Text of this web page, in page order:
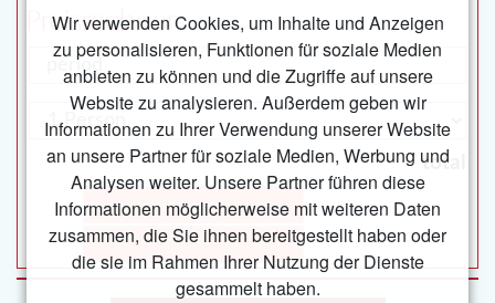
Wir verwenden Cookies, um Inhalte und Anzeigen
zu personalisieren, Funktionen für soziale Medien
anbieten zu können und die Zugriffe auf unsere
Website zu analysieren. Außerdem geben wir
Informationen zu Ihrer Verwendung unserer Website
an unsere Partner für soziale Medien, Werbung und
Analysen weiter. Unsere Partner führen diese
Informationen möglicherweise mit weiteren Daten
zusammen, die Sie ihnen bereitgestellt haben oder
die sie im Rahmen Ihrer Nutzung der Dienste
gesammelt haben.
Preisrechner
total
book now
reserve now